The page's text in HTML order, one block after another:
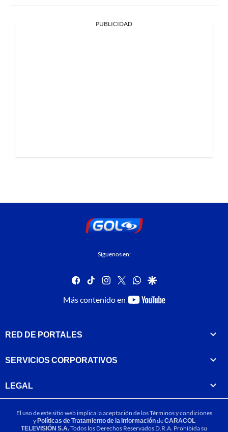
PUBLICIDAD
Síguenos en:
facebook
tiktok instagram
twitterwhatsapp
google
Más contenido en
youtube-
RED DE PORTALES
SERVICIOS CORPORATIVOS
LEGAL
El uso de este sitio web implica la aceptación de losTérminos y condiciones
yPolíticas de Tratamiento de la InformacióndeCARACOL
TELEVISIÓN S.A.Todos los Derechos Reservados D.R.A. Prohibida su